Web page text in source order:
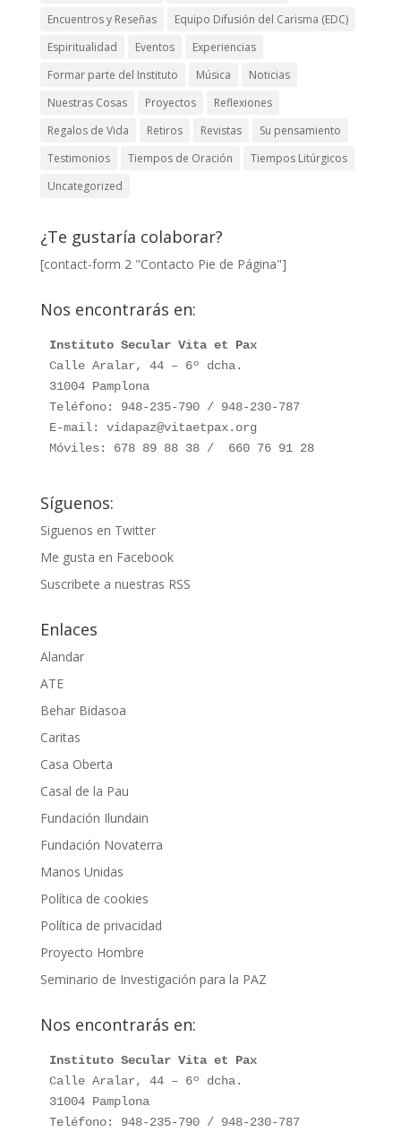
Encuentros y Reseñas
Equipo Difusión del Carisma (EDC)
Espiritualidad
Eventos
Experiencias
Formar parte del Instituto
Música
Noticias
Nuestras Cosas
Proyectos
Reflexiones
Regalos de Vida
Retiros Revistas
Su pensamiento
Testimonios
Tiempos de Oración
Tiempos Litúrgicos
Uncategorized
¿Te gustaría colaborar?
[contact-form 2 "Contacto Pie de Página"]
Nos encontrarás en:
Instituto Secular Vita et Pax
Calle Aralar, 44 – 6º dcha.
31004 Pamplona
Teléfono: 948-235-790 / 948-230-787
E-mail: vidapaz@vitaetpax.org
Móviles: 678 89 88 38 /  660 76 91 28
Síguenos:
Siguenos en Twitter
Me gusta en Facebook
Suscribete a nuestras RSS
Enlaces
Alandar
ATE
Behar Bidasoa
Caritas
Casa Oberta
Casal de la Pau
Fundación Ilundain
Fundación Novaterra
Manos Unidas
Política de cookies
Política de privacidad
Proyecto Hombre
Seminario de Investigación para la PAZ
Nos encontrarás en:
Instituto Secular Vita et Pax
Calle Aralar, 44 – 6º dcha.
31004 Pamplona
Teléfono: 948-235-790 / 948-230-787